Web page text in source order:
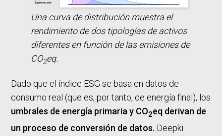
Una curva de distribución muestra el
rendimiento de dos tipologías de activos
diferentes en función de las emisiones de
CO2eq.
Dado que el índice ESG se basa en datos de
consumo real (que es, por tanto, de energía final), los
umbrales de energía primaria y CO2eq derivan de
un proceso de conversión de datos. Deepki